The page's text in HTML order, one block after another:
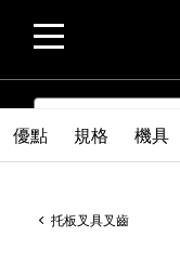
SEARCH
托板叉具叉齒
優點 規格 機具